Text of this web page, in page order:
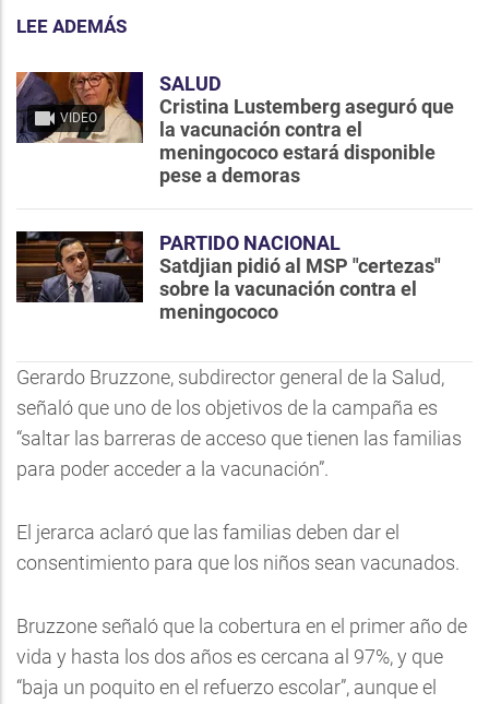
LEE ADEMÁS
VIDEO
SALUD
Cristina Lustemberg aseguró que
la vacunación contra el
meningococo estará disponible
pese a demoras
PARTIDO NACIONAL
Satdjian pidió al MSP "certezas"
sobre la vacunación contra el
meningococo
Gerardo Bruzzone, subdirector general de la Salud,
señaló que uno de los objetivos de la campaña es
“saltar las barreras de acceso que tienen las familias
para poder acceder a la vacunación”.
El jerarca aclaró que las familias deben dar el
consentimiento para que los niños sean vacunados.
Bruzzone señaló que la cobertura en el primer año de
vida y hasta los dos años es cercana al 97%, y que
“baja un poquito en el refuerzo escolar”, aunque el